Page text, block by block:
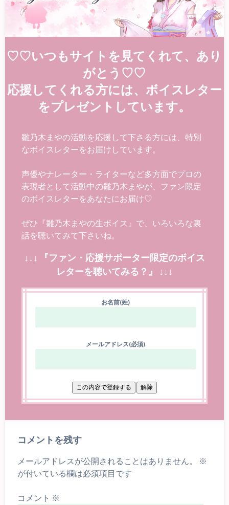
♡♡いつもサイトを見てくれて、あり
がとう♡♡
応援してくれる方には、ボイスレター
をプレゼントしています。
雛乃木まやの活動を応援して下さる方には、特別
なボイスレターをお届けしています。
声優やナレーター・ライターなど多方面でプロの
表現者として活動中の雛乃木まやが、ファン限定
のボイスレターをあなたにお届け♡
ぜひ『雛乃木まやの生ボイス』で、いろいろな裏
話を聴いてみて下さいね。
↓↓↓ 『ファン・応援サポーター限定のボイス
レターを聴いてみる？』 ↓↓↓
お名前(姓)
メールアドレス(必須)
コメントを残す
メールアドレスが公開されることはありません。
※
が付いている欄は必須項目です
コメント ※